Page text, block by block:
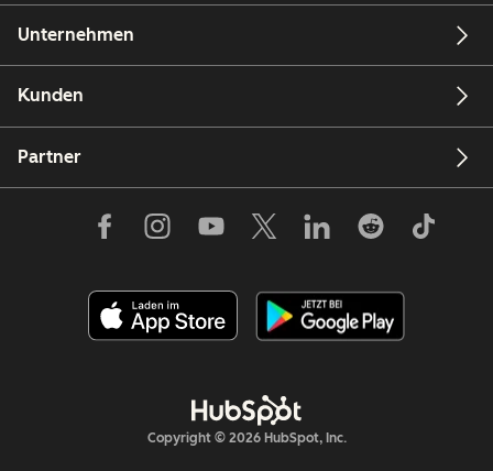
Unternehmen
Kunden
Partner
Copyright © 2026 HubSpot, Inc.